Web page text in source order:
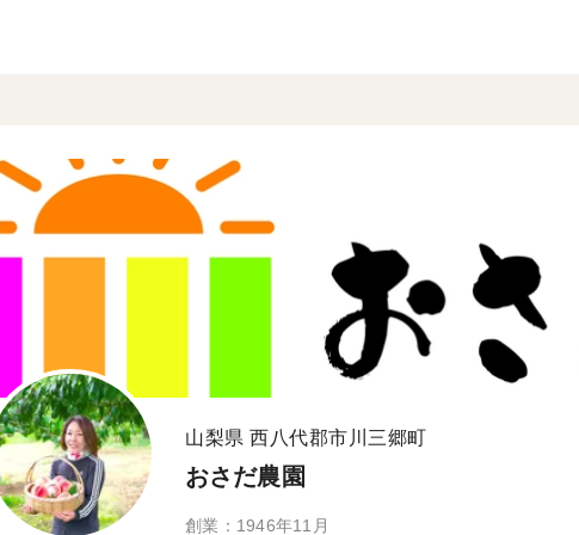
山梨県 西八代郡市川三郷町
おさだ農園
創業：1946年11月